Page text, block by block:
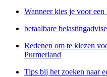
Wanneer kies je voor
betaalbare
Redenen om te kiezen
Purmerland
Tips bij het zoeken naar